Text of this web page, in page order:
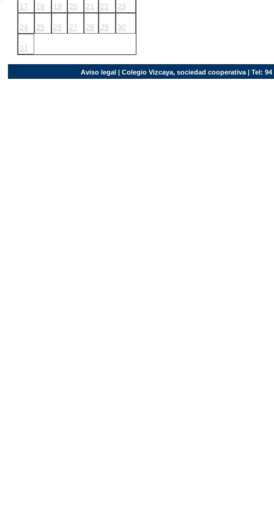
17 18 19 20 21 22 23
24 25 26 27 28 29 30
31
Aviso legal| Colegio Vizcaya, sociedad cooperativa | Tel: 94